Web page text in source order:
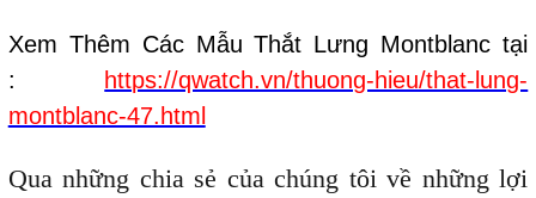
Xem Thêm Các Mẫu Thắt Lưng Montblanc tại
:
https://qwatch.vn/thuong-hieu/that-lung-
montblanc-47.html
Qua những chia sẻ của chúng tôi về những lợi